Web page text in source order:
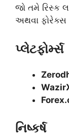
જો તમે રિસ્ક
અથવા ફોરેક્સ
પ્લેટફોર્મ્સ
નિષ્કર્ષ